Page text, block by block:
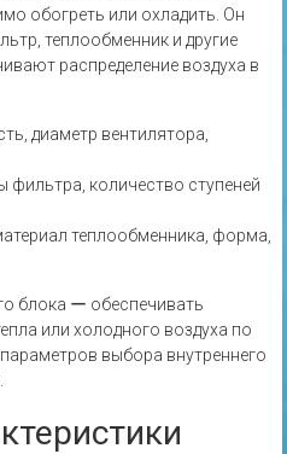
обогреть или охладить. Он
теплообменник и другие
распределение воздуха в
диаметр вентилятора‚
фильтра‚ количество ступеней
теплообменника‚ форма‚
блока ー обеспечивать
или холодного воздуха по
выбора внутреннего